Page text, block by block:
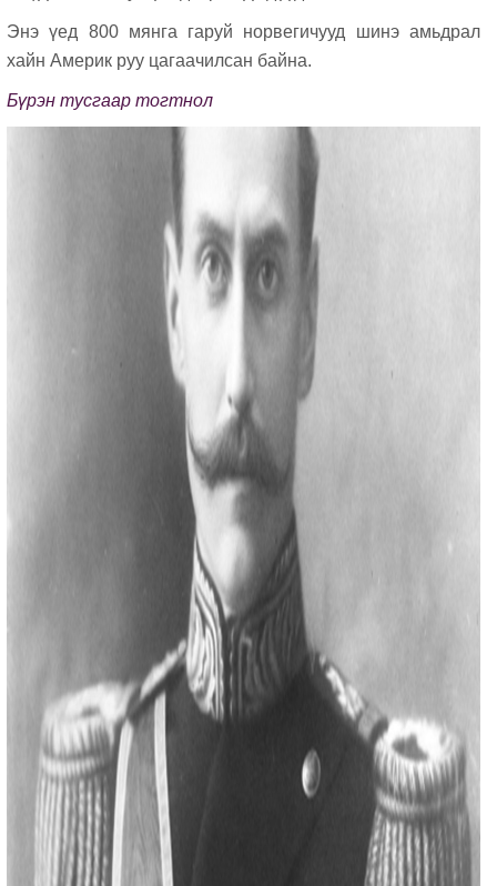
Энэ үед 800 мянга гаруй норвегичууд шинэ амьдрал
хайн Америк руу цагаачилсан байна.
Бүрэн тусгаар тогтнол